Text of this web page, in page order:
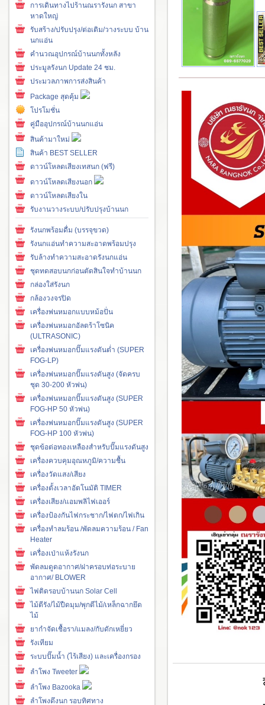
การเดินทางไปร้านณรารังนก สาขา
หาดใหญ่
รับสร้าง/ปรับปรุง/ต่อเติม/วางระบบ บ้าน
นกแอ่น
คำนวณอุปกรณ์บ้านนกทั้งหลัง
ประมูลรังนก Update 24 ชม.
ประมวลภาพการส่งสินค้า
Package สุดคุ้ม
โปรโมชั่น
คู่มืออุปกรณ์บ้านนกแอ่น
สินค้ามาใหม่
สินค้า BEST SELLER
ดาวน์โหลดเสียงเทสนก (ฟรี)
ดาวน์โหลดเสียงนอก
ดาวน์โหลดเสียงใน
รับงานวางระบบ/ปรับปรุงบ้านนก
รังนกพร้อมดื่ม (บรรจุขวด)
รังนกแอ่นทำความสะอาดพร้อมปรุง
รับล้างทำความสะอาดรังนกแอ่น
ชุดทดสอบนกก่อนตัดสินใจทำบ้านนก
กล่องใส่รังนก
กล้องวงจรปิด
เครื่องพ่นหมอกแบบหม้อปั่น
เครื่องพ่นหมอกอัลตร้าโซนิค
(ULTRASONIC)
เครื่องพ่นหมอกปั๊มแรงดันต่ำ (SUPER
FOG-LP)
เครื่องพ่นหมอกปั๊มแรงดันสูง (จัดครบ
ชุด 30-200 หัวพ่น)
เครื่องพ่นหมอกปั๊มแรงดันสูง (SUPER
FOG-HP 50 หัวพ่น)
เครื่องพ่นหมอกปั๊มแรงดันสูง (SUPER
FOG-HP 100 หัวพ่น)
ชุดข้อต่อทองเหลืองสำหรับปั๊มแรงดันสูง
เครื่องควบคุมอุณหภูมิ/ความชื้น
เครื่องวัดแสง/เสียง
เครื่องตั้งเวลาอัตโนมัติ TIMER
เครื่องเสียง/แอมพลิไฟเออร์
เครื่องป้องกันไฟกระชาก/ไฟตก/ไฟเกิน
เครื่องทำลมร้อน /พัดลมความร้อน / Fan
Heater
เครื่องเป่าแห้งรังนก
พัดลมดูดอากาศ/ฝาครอบท่อระบาย
อากาศ/ BLOWER
ไฟติดรอบบ้านนก Solar Cell
ไม้ตีรัง/ไม้ปืดมุม/พุกตีไม้/เหล็กฉากยึด
ไม้
ยากำจัดเชื้อรา/แมลง/กับดักเหยี่ยว
รังเทียม
ระบบปั๊มน้ำ (ไร้เสียง) และเครื่องกรอง
ลำโพง Tweeter
ลำโพง Bazooka
ลำโพงดึงนก รอบทิศทาง